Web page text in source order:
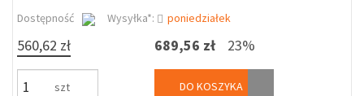
Dostępność
Wysyłka*: poniedziałek
560,62 zł
szt
689,56 zł 23%
DO KOSZYKA